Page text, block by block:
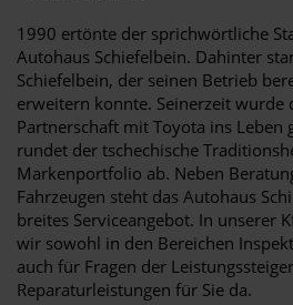
1990 ertönte der sprichwörtliche
Autohaus Schiefelbein. Dahinter
Schiefelbein, der seinen Betrieb
erweitern konnte. Seinerzeit wurde
Partnerschaft mit Toyota ins Leben
rundet der tschechische
Markenportfolio ab. Neben
Fahrzeugen steht das Autohaus
breites Serviceangebot. In unserer
wir sowohl in den Bereichen
auch für Fragen der
Reparaturleistungen für Sie da.